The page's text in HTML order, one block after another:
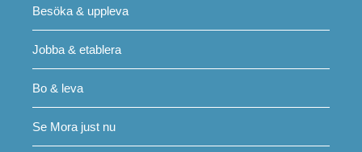
Besöka & uppleva
Jobba & etablera
Bo & leva
Se Mora just nu